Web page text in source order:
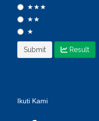
★★★
★★
★
Result
Ikuti Kami